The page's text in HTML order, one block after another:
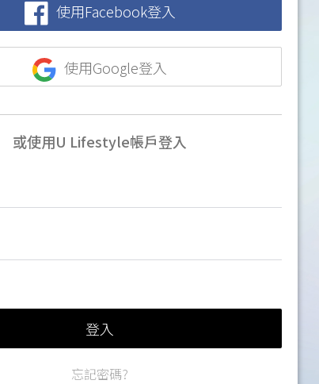
使用Facebook登入
使用Google登入
或使用U Lifestyle帳戶登入
登入
忘記密碼?